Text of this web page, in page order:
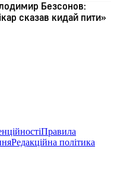
Правила
Редакційна політика